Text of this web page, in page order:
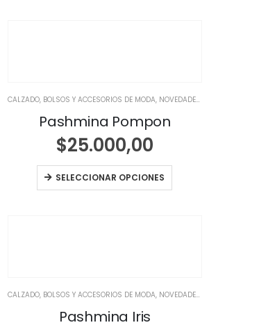
NOVEDADES
CALZADO, BOLSOS Y ACCESORIOS DE MODA, NOVEDADES
Pashmina Pompon
$25.000,00
SELECCIONAR OPCIONES
NOVEDADES
CALZADO, BOLSOS Y ACCESORIOS DE MODA, NOVEDADES
Pashmina Iris